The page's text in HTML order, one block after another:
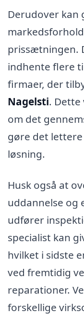
Derudover kan
prissætningen.
indhente flere
firmaer, der
Nagelsti. Dette
om det
gøre det
løsning.
Husk også at
uddannelse og
udfører
specialist kan
hvilket i sidste
ved fremtidig
reparationer.
forskellige